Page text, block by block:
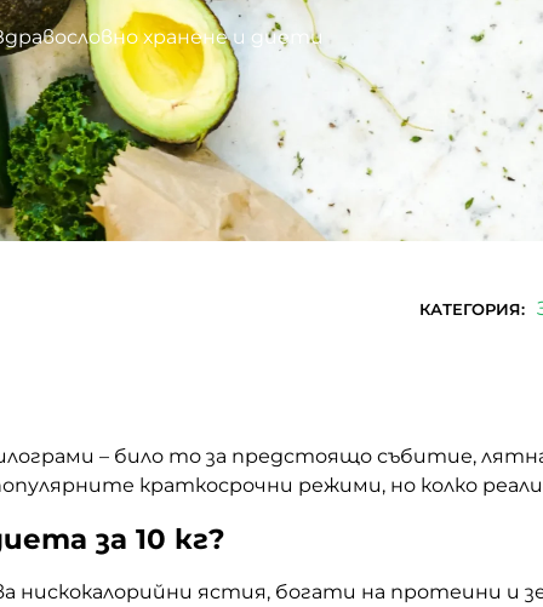
хранене и диети
КАТЕГОРИЯ:
– било то за предстоящо събитие,
краткосрочни режими, но колко
за 10 кг?
нискокалорийни ястия, богати на протеини и
и
ч
с
и
ч
с